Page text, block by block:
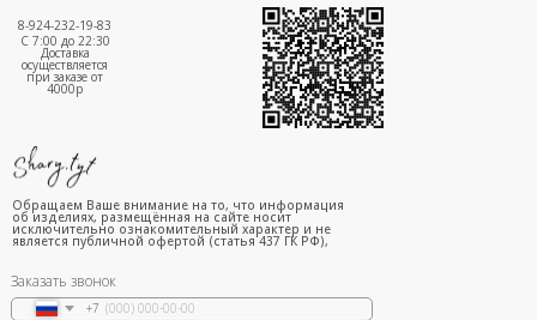
8-924-232-19-83
С 7:00 до 22:30
Доставка
осуществляется
при заказе от
4000р
Заказать звонок
+7
Обращаем Ваше внимание на то, что информация
об изделиях, размещённая на сайте носит
исключительно ознакомительный характер и не
является публичной офертой (статья 437 ГК РФ),